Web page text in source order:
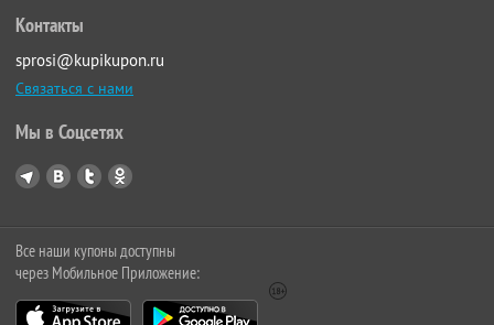
Контакты
sprosi@kupikupon.ru
Связаться с нами
Мы в Соцсетях
Все наши купоны доступны
через Мобильное Приложение: